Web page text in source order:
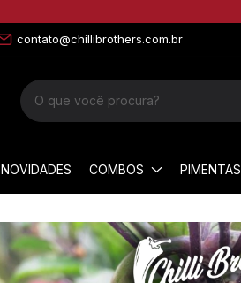
contato@chillibrothers.com.br
NOVIDADES COMBOS PIMENTAS